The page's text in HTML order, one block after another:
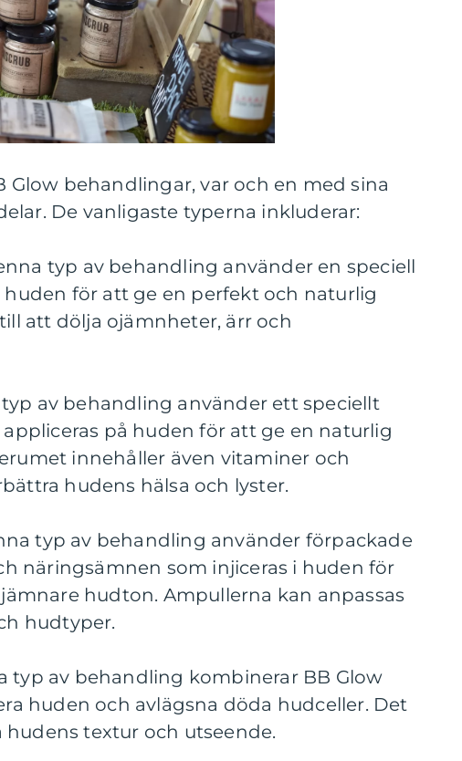
Glow behandlingar, var och en med sina
De vanligaste typerna inkluderar:
typ av behandling använder en speciell
för att ge en perfekt och naturlig
att dölja ojämnheter, ärr och
typ av behandling använder ett speciellt
på huden för att ge en naturlig
innehåller även vitaminer och
hudens hälsa och lyster.
typ av behandling använder förpackade
näringsämnen som injiceras i huden för
hudton. Ampullerna kan anpassas
hudtyper.
typ av behandling kombinerar BB Glow
huden och avlägsna döda hudceller. Det
textur och utseende.